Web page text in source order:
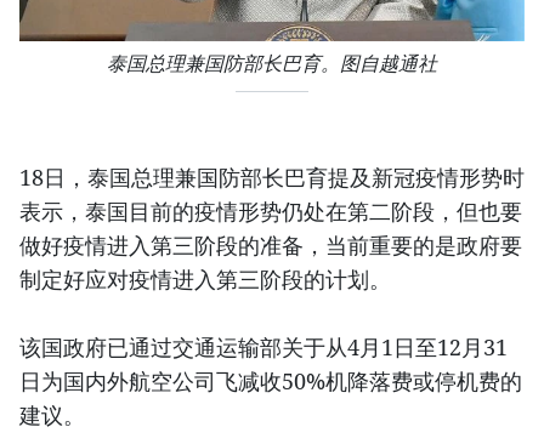
泰国总理兼国防部长巴育。图自越通社
18日，泰国总理兼国防部长巴育提及新冠疫情形势时
表示，泰国目前的疫情形势仍处在第二阶段，但也要
做好疫情进入第三阶段的准备，当前重要的是政府要
制定好应对疫情进入第三阶段的计划。
该国政府已通过交通运输部关于从4月1日至12月31
日为国内外航空公司飞减收50%机降落费或停机费的
建议。